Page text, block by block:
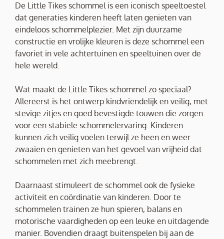
De Little Tikes schommel is een iconisch speeltoestel
dat generaties kinderen heeft laten genieten van
eindeloos schommelplezier. Met zijn duurzame
constructie en vrolijke kleuren is deze schommel een
favoriet in vele achtertuinen en speeltuinen over de
hele wereld.
Wat maakt de Little Tikes schommel zo speciaal?
Allereerst is het ontwerp kindvriendelijk en veilig, met
stevige zitjes en goed bevestigde touwen die zorgen
voor een stabiele schommelervaring. Kinderen
kunnen zich veilig voelen terwijl ze heen en weer
zwaaien en genieten van het gevoel van vrijheid dat
schommelen met zich meebrengt.
Daarnaast stimuleert de schommel ook de fysieke
activiteit en coördinatie van kinderen. Door te
schommelen trainen ze hun spieren, balans en
motorische vaardigheden op een leuke en uitdagende
manier. Bovendien draagt buitenspelen bij aan de